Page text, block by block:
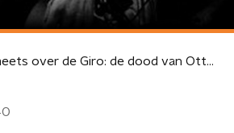
Mart Smeets over de Giro: de dood van Ottavio Bottecchia